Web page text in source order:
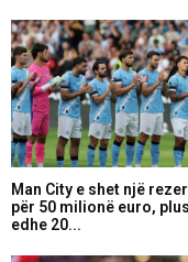
Man City e shet një
për 50 milionë euro,
edhe 20...